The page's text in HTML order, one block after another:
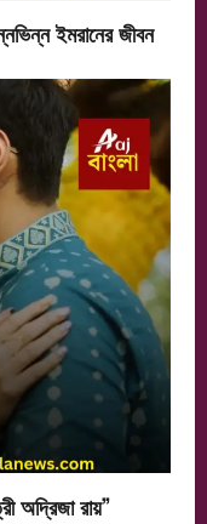
ইমরানের জীবন
অদ্রিজা রায়”